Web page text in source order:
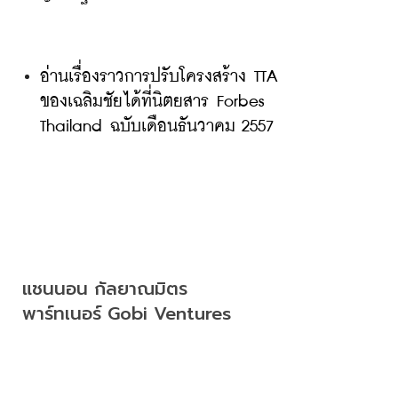
อ่านเรื่องราวการปรับโครงสร้าง TTA
ของเฉลิมชัยได้ที่นิตยสาร Forbes
Thailand ฉบับเดือนธันวาคม 2557
แชนนอน กัลยาณมิตร
พาร์ทเนอร์ Gobi Ventures